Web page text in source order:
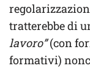
tratterebbe di
lavoro”(con
formativi)